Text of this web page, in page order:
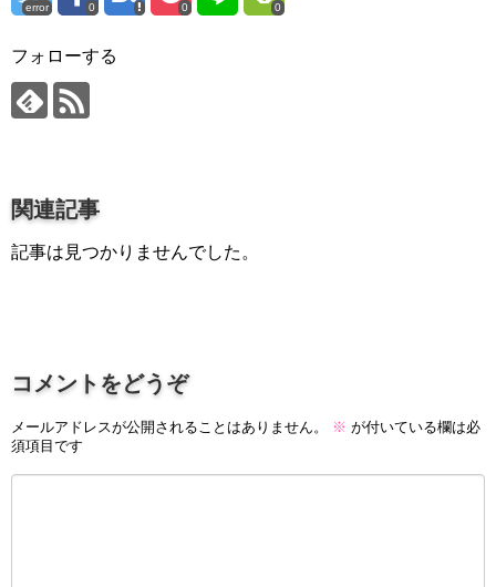
error 0 0 0
フォローする
関連記事
記事は見つかりませんでした。
コメントをどうぞ
メールアドレスが公開されることはありません。 ※ が付いている欄は必
須項目です
音楽で活躍したい
プロ直伝！作曲家になる方法
音楽家を目指す人の為のコラム
enjyoy music